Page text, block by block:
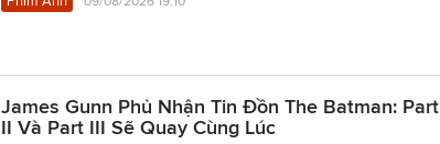
James Gunn Phủ Nhận Tin Đồn The Batman: Part
II Và Part III Sẽ Quay Cùng Lúc